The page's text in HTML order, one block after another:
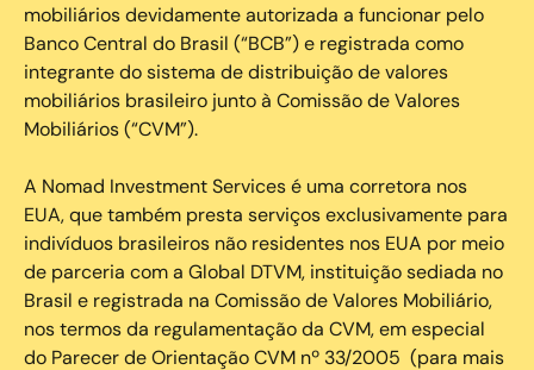
mobiliários devidamente autorizada a funcionar pelo
Banco Central do Brasil (“BCB”) e registrada como
integrante do sistema de distribuição de valores
mobiliários brasileiro junto à Comissão de Valores
Mobiliários (“CVM”).
‍A Nomad Investment Services é uma corretora nos
EUA, que também presta serviços exclusivamente para
indivíduos brasileiros não residentes nos EUA por meio
de parceria com a Global DTVM, instituição sediada no
Brasil e registrada na Comissão de Valores Mobiliário,
nos termos da regulamentação da CVM, em especial
do Parecer de Orientação CVM nº 33/2005 (para mais